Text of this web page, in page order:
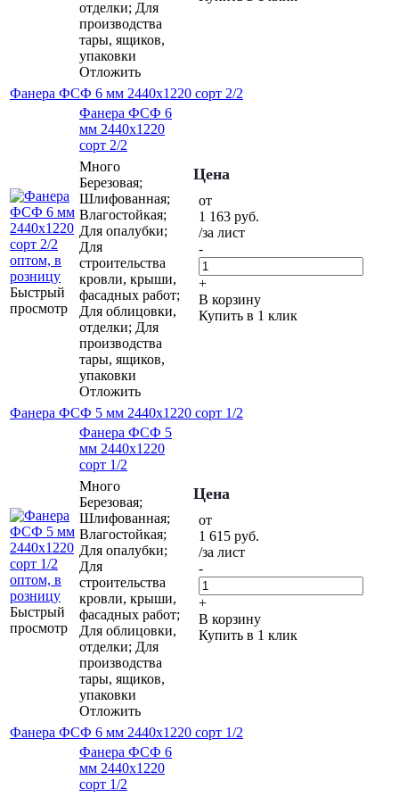
отделки; Для
производства
тары, ящиков,
упаковки
Отложить
Фанера ФСФ 6 мм 2440х1220 сорт 2/2
Быстрый
просмотр
Фанера ФСФ 6
мм 2440х1220
сорт 2/2
Много
Березовая;
Шлифованная;
Влагостойкая;
Для опалубки;
Для
строительства
кровли, крыши,
фасадных работ;
Для облицовки,
отделки; Для
производства
тары, ящиков,
упаковки
Отложить
Цена
от
1 163 руб.
/за лист
-
+
В корзину
Купить в 1 клик
Фанера ФСФ 5 мм 2440х1220 сорт 1/2
Быстрый
просмотр
Фанера ФСФ 5
мм 2440х1220
сорт 1/2
Много
Березовая;
Шлифованная;
Влагостойкая;
Для опалубки;
Для
строительства
кровли, крыши,
фасадных работ;
Для облицовки,
отделки; Для
производства
тары, ящиков,
упаковки
Отложить
Цена
от
1 615 руб.
/за лист
-
+
В корзину
Купить в 1 клик
Фанера ФСФ 6 мм 2440х1220 сорт 1/2
Фанера ФСФ 6
мм 2440х1220
сорт 1/2